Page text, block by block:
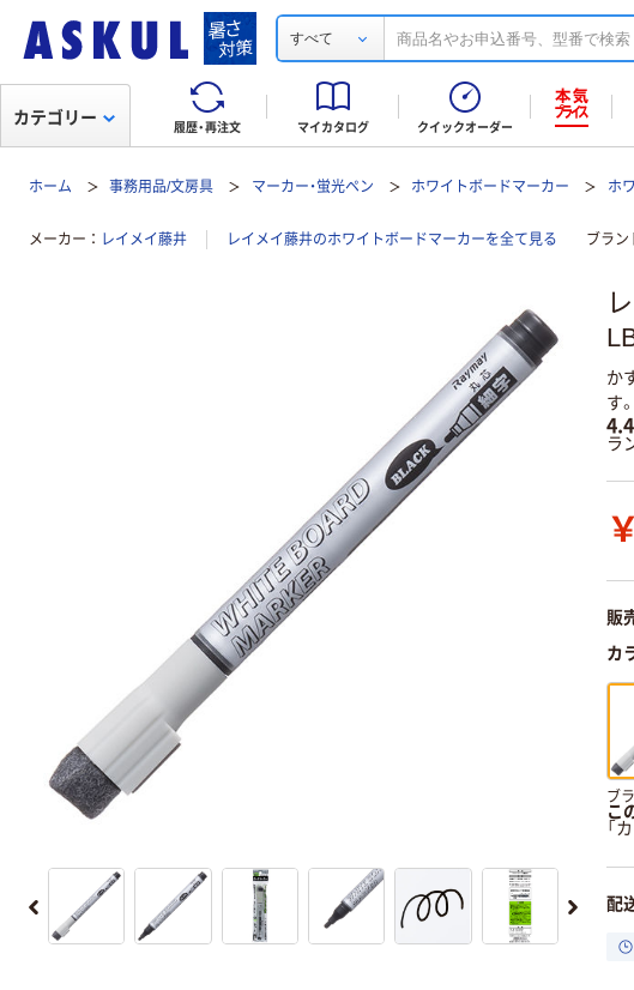
すべて
履歴・再注文 マイカタログ クイックオーダー
カテゴリー
ホーム 事務用品/文房具 マーカー・蛍光ペン ホワイトボードマーカー ホ
メーカー レイメイ藤井 レイメイ藤井のホワイトボードマーカーを全て見る ブラン
か
す
4.4
ラ
販
カ
ブ
こ
「
配